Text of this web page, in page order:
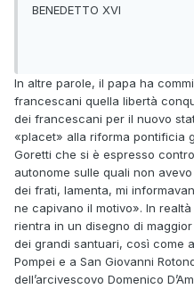
BENEDETTO XVI
In altre parole, il papa ha
francescani quella libertà
dei francescani per il nuovo
«placet» alla riforma pontificia
Goretti che si è espresso
autonome sulle quali non
dei frati, lamenta, mi
ne capivano il motivo». In
rientra in un disegno di
dei grandi santuari, così come
Pompei e a San Giovanni
dell’arcivescovo Domenico